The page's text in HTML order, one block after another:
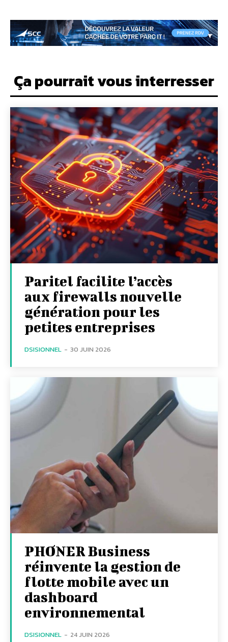
Ça pourrait vous interresser
Paritel facilite l’accès
aux firewalls nouvelle
génération pour les
petites entreprises
DSISIONNEL - 30 JUIN 2026
PHONER Business
réinvente la gestion de
flotte mobile avec un
dashboard
environnemental
DSISIONNEL - 24 JUIN 2026